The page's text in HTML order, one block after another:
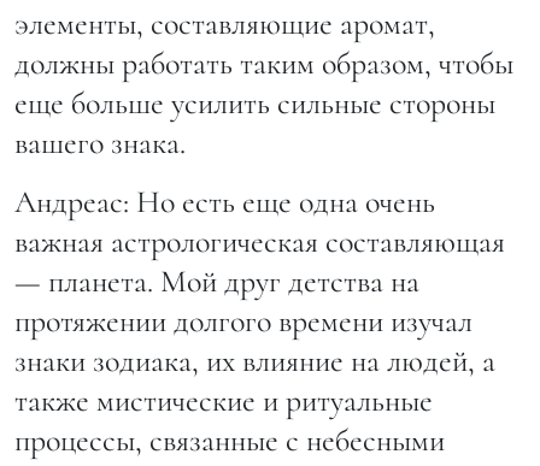
элементы, составляющие аромат,
должны работать таким образом, чтобы
еще больше усилить сильные стороны
вашего знака.
Андреас: Но есть еще одна очень
важная астрологическая составляющая
— планета. Мой друг детства на
протяжении долгого времени изучал
знаки зодиака, их влияние на людей, а
также мистические и ритуальные
процессы, связанные с небесными